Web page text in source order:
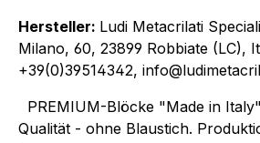
Hersteller: Ludi Metacrilati
Milano, 60, 23899 Robbiate (LC),
+39(0)39514342,
PREMIUM-Blöcke "Made in
Qualität - ohne Blaustich.